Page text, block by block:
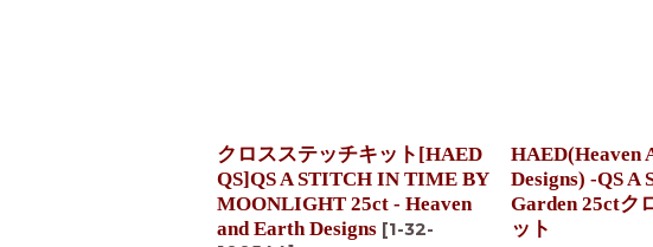
クロスステッチキット[HAED
QS]QS A STITCH IN TIME BY
MOONLIGHT 25ct - Heaven
and Earth Designs [1-32-
HAED(Heaven
Designs) -QS A
Garden 25ctク
ット